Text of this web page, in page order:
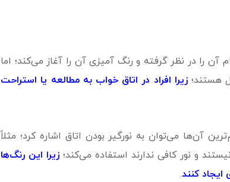
آن را در نظر گرفته و رنگ آمیزی آن را آغاز می‌کند؛ اما
هستند؛زیرا افراد در اتاق خواب به مطالعه یا استراحت
آن‌ها می‌توان به نورگیر بودن اتاق اشاره کرد؛ مثلاً
و نور کافی ندارند استفاده می‌کند؛زیرا این رنگ‌ها
ایجاد کنند.